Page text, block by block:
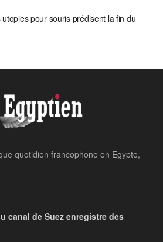
pour souris prédisent la fin du
quotidien francophone en Egypte,
canal de Suez enregistre des